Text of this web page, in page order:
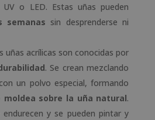
o LED. Estas uñas pueden
semanas sin desprenderse ni
uñas acrílicas son conocidas por
. Se crean mezclando
un polvo especial, formando
moldea sobre la uña natural.
endurecen y se pueden pintar y